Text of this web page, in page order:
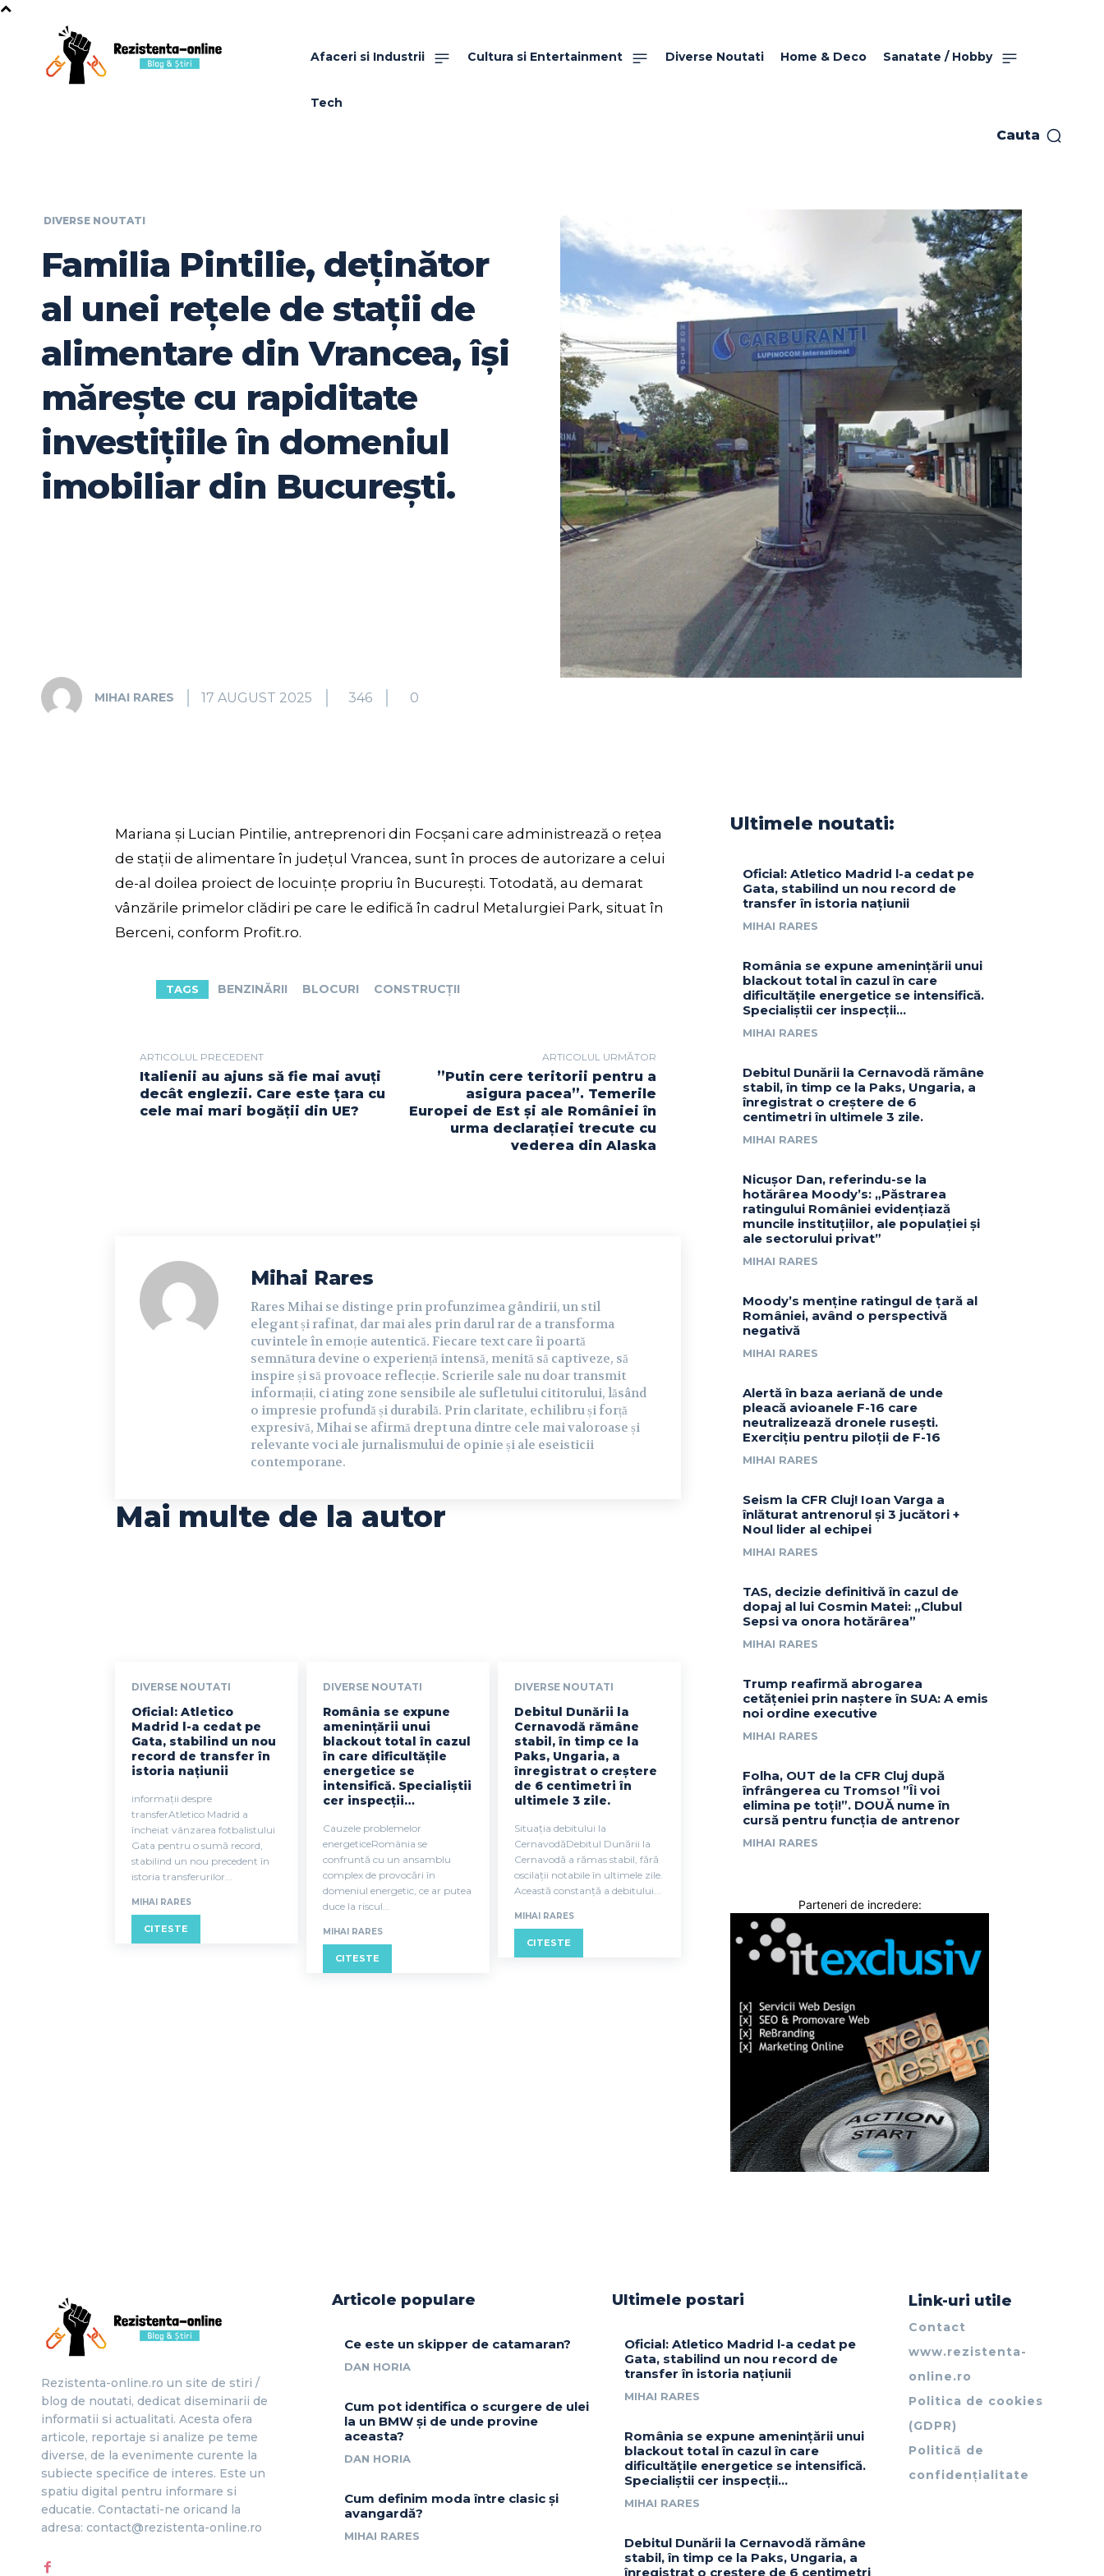
Afaceri si Industrii Cultura si Entertainment Diverse Noutati Home & Deco Sanatate / Hobby
Tech
Cauta
DIVERSE NOUTATI
Familia Pintilie, deținător
al unei rețele de stații de
alimentare din Vrancea, își
mărește cu rapiditate
investițiile în domeniul
imobiliar din București.
MIHAI RARES 17 AUGUST 2025 346 0
Mariana și Lucian Pintilie, antreprenori din Focșani care administrează o rețea
de stații de alimentare în județul Vrancea, sunt în proces de autorizare a celui
de-al doilea proiect de locuințe propriu în București. Totodată, au demarat
vânzările primelor clădiri pe care le edifică în cadrul Metalurgiei Park, situat în
Berceni, conform Profit.ro.
TAGS BENZINĂRII BLOCURI CONSTRUCȚII
ARTICOLUL PRECEDENT
Italienii au ajuns să fie mai avuți
decât englezii. Care este țara cu
cele mai mari bogății din UE?
ARTICOLUL URMĂTOR
”Putin cere teritorii pentru a
asigura pacea”. Temerile
Europei de Est și ale României în
urma declarației trecute cu
vederea din Alaska
Mihai Rares
Rares Mihai se distinge prin profunzimea gândirii, un stil
elegant și rafinat, dar mai ales prin darul rar de a transforma
cuvintele în emoție autentică. Fiecare text care îi poartă
semnătura devine o experiență intensă, menită să captiveze, să
inspire și să provoace reflecție. Scrierile sale nu doar transmit
informații, ci ating zone sensibile ale sufletului cititorului, lăsând
o impresie profundă și durabilă. Prin claritate, echilibru și forță
expresivă, Mihai se afirmă drept una dintre cele mai valoroase și
relevante voci ale jurnalismului de opinie și ale eseisticii
contemporane.
Mai multe de la autor
DIVERSE NOUTATI
Oficial: Atletico
Madrid l-a cedat pe
Gata, stabilind un nou
record de transfer în
istoria națiunii
informații despre
transferAtletico Madrid a
încheiat vânzarea fotbalistului
Gata pentru o sumă record,
stabilind un nou precedent în
istoria transferurilor...
MIHAI RARES
CITESTE
DIVERSE NOUTATI
România se expune
amenințării unui
blackout total în cazul
în care dificultățile
energetice se
intensifică. Specialiștii
cer inspecții…
Cauzele problemelor
energeticeRomânia se
confruntă cu un ansamblu
complex de provocări în
domeniul energetic, ce ar putea
duce la riscul...
MIHAI RARES
CITESTE
DIVERSE NOUTATI
Debitul Dunării la
Cernavodă rămâne
stabil, în timp ce la
Paks, Ungaria, a
înregistrat o creștere
de 6 centimetri în
ultimele 3 zile.
Situația debitului la
CernavodăDebitul Dunării la
Cernavodă a rămas stabil, fără
oscilații notabile în ultimele zile.
Această constanță a debitului...
MIHAI RARES
CITESTE
Ultimele noutati:
Oficial: Atletico Madrid l-a cedat pe
Gata, stabilind un nou record de
transfer în istoria națiunii
MIHAI RARES
România se expune amenințării unui
blackout total în cazul în care
dificultățile energetice se intensifică.
Specialiștii cer inspecții…
MIHAI RARES
Debitul Dunării la Cernavodă rămâne
stabil, în timp ce la Paks, Ungaria, a
înregistrat o creștere de 6
centimetri în ultimele 3 zile.
MIHAI RARES
Nicușor Dan, referindu-se la
hotărârea Moody’s: „Păstrarea
ratingului României evidențiază
muncile instituțiilor, ale populației și
ale sectorului privat”
MIHAI RARES
Moody’s menține ratingul de țară al
României, având o perspectivă
negativă
MIHAI RARES
Alertă în baza aeriană de unde
pleacă avioanele F-16 care
neutralizează dronele rusești.
Exercițiu pentru piloții de F-16
MIHAI RARES
Seism la CFR Cluj! Ioan Varga a
înlăturat antrenorul și 3 jucători +
Noul lider al echipei
MIHAI RARES
TAS, decizie definitivă în cazul de
dopaj al lui Cosmin Matei: „Clubul
Sepsi va onora hotărârea”
MIHAI RARES
Trump reafirmă abrogarea
cetățeniei prin naștere în SUA: A emis
noi ordine executive
MIHAI RARES
Folha, OUT de la CFR Cluj după
înfrângerea cu Tromso! ”Îi voi
elimina pe toți!”. DOUĂ nume în
cursă pentru funcția de antrenor
MIHAI RARES
Parteneri de incredere:
Rezistenta-online.ro un site de stiri /
blog de noutati, dedicat diseminarii de
informatii si actualitati. Acesta ofera
articole, reportaje si analize pe teme
diverse, de la evenimente curente la
subiecte specifice de interes. Este un
spatiu digital pentru informare si
educatie. Contactati-ne oricand la
adresa: contact@rezistenta-online.ro
Articole populare
Ce este un skipper de catamaran?
DAN HORIA
Cum pot identifica o scurgere de ulei
la un BMW și de unde provine
aceasta?
DAN HORIA
Cum definim moda între clasic și
avangardă?
MIHAI RARES
Ultimele postari
Oficial: Atletico Madrid l-a cedat pe
Gata, stabilind un nou record de
transfer în istoria națiunii
MIHAI RARES
România se expune amenințării unui
blackout total în cazul în care
dificultățile energetice se intensifică.
Specialiștii cer inspecții…
MIHAI RARES
Debitul Dunării la Cernavodă rămâne
stabil, în timp ce la Paks, Ungaria, a
înregistrat o creștere de 6 centimetri
Link-uri utile
Contact
www.rezistenta-
online.ro
Politica de cookies
(GDPR)
Politică de
confidențialitate